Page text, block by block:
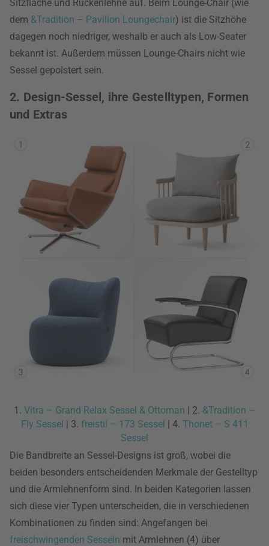
Sitzfläche und Rückenlehne auf. Beim Lounge-Chair (wie
dem &Tradition – Pavilion Loungechair) ist die Sitzhöhe
dagegen noch niedriger, weshalb er auch als Low-Seater
bekannt ist. Außerdem müssen Lounge-Chairs nicht wie
Sessel gepolstert sein.
2. Design-Sessel, ihre Gestelltypen, Formen
und Extras
1. Vitra – Grand Relax Sessel & Ottoman | 2. &Tradition –
Fly Sessel | 3. freistil – 173 Sessel | 4. Thonet – S 411
Sessel
Die Bandbreite an Sessel-Designs ist groß, wobei die
beiden besonders entscheidenden Merkmale der Gestelltyp
und die Armlehnenform sind. In beiden Kategorien lassen
sich diese vier Typen unterscheiden, die in verschiedenen
Kombinationen zu finden sind: Angefangen bei
freischwingenden Sesseln mit Armlehnen (4) über